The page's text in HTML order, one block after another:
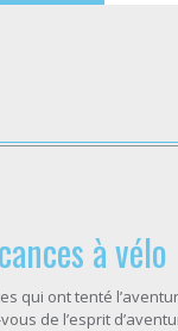
à vélo
qui ont tenté
de l’esprit